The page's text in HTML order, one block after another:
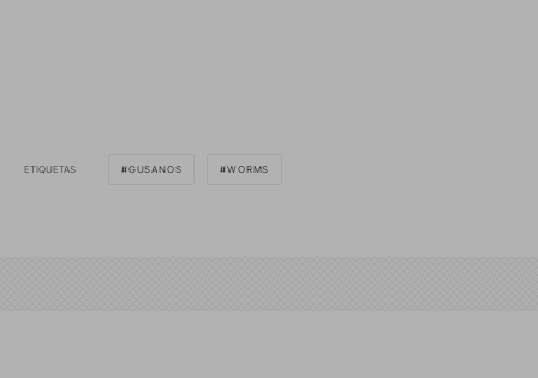
ETIQUETAS GUSANOS WORMS